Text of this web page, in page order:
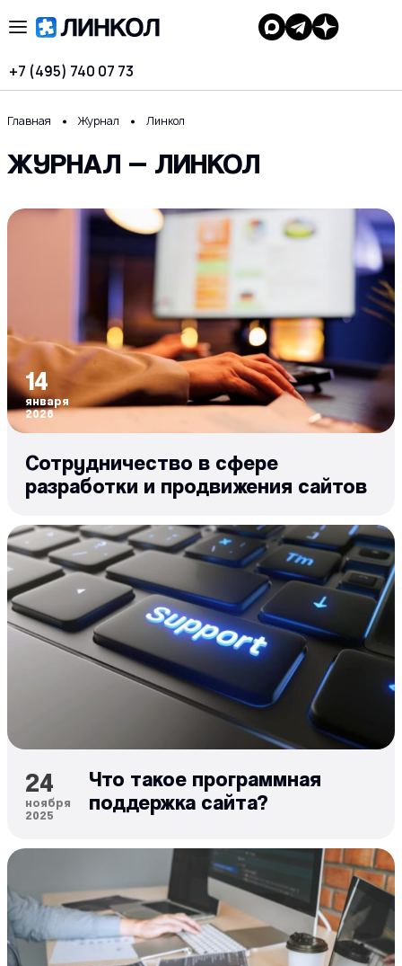
+7 (495) 740 07 73
Главная Журнал Линкол
ЖУРНАЛ — ЛИНКОЛ
14
января
2026
Сотрудничество в сфере
разработки и продвижения сайтов
24
ноября
2025
Что такое программная
поддержка сайта?